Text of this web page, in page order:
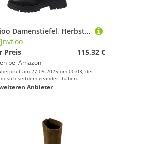
Wjnvfioo Damenstiefel, Herbst, hohe Plateauschuhe, schwarze Lederstiefel, Schnürstiefel, kniehohe Stiefel
Preis
115,32 €
bei Amazon
am 27.09.2025 um 00:03; der
sich seitdem geändert haben.
Anbieter